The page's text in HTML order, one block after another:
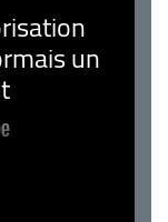
un